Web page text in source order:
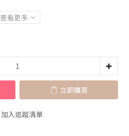
查看更多
立即購買
加入追蹤清單